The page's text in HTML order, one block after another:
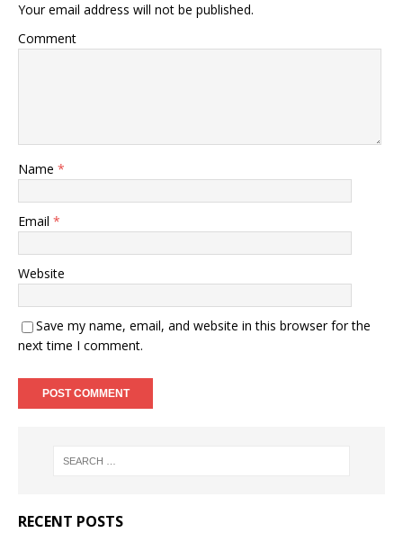
Your email address will not be published.
Comment
Name *
Email *
Website
Save my name, email, and website in this browser for the
next time I comment.
RECENT POSTS